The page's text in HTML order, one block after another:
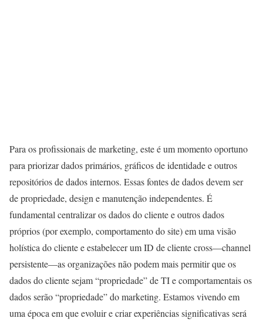
Para os profissionais de marketing, este é um momento oportuno
para priorizar dados primários, gráficos de identidade e outros
repositórios de dados internos. Essas fontes de dados devem ser
de propriedade, design e manutenção independentes. É
fundamental centralizar os dados do cliente e outros dados
próprios (por exemplo, comportamento do site) em uma visão
holística do cliente e estabelecer um ID de cliente cross—channel
persistente—as organizações não podem mais permitir que os
dados do cliente sejam “propriedade” de TI e comportamentais os
dados serão “propriedade” do marketing. Estamos vivendo em
uma época em que evoluir e criar experiências significativas será